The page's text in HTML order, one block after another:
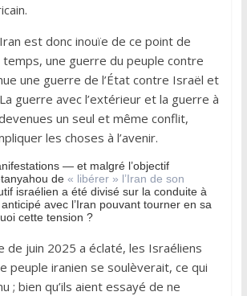
est donc inouïe de ce point de
temps, une guerre du peuple contre
une guerre de l’État contre Israël et
guerre avec l’extérieur et la guerre à
un seul et même conflit,
les choses à l’avenir.
— et malgré l’objectif
de « libérer » l’Iran de son
israélien a été divisé sur la conduite à
avec l’Iran pouvant tourner en sa
cette tension ?
de juin 2025 a éclaté, les Israéliens
peuple iranien se soulèverait, ce qui
; bien qu’ils aient essayé de ne